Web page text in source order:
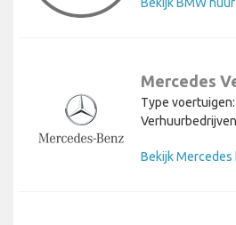
Mercedes
Type voertuigen:
Bekijk Mercedes